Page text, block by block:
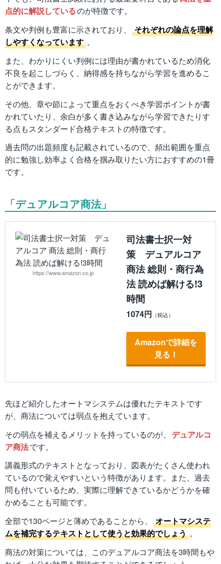
点的に解説しているのが特徴です。
条文や判例も豊富に示されており、
それぞれの論点を理解
しやすくなっています 。
また、わかりにくい判例には理由が書かれているため消化
不良を起こしづらく、納得感を持ちながら学習を進めるこ
とができます。
その他、章や節によって重点をおくべき学習ポイントが書
かれていたり、余白が多く書き込みながら学習できたりす
る点もスタンダード合格テキストの特徴です。
過去問の出題頻度も記載されているので、頻出範囲を重点
的に勉強し効率よく合格を掴み取りたい方におすすめの1冊
です。
「デュアルコア商法」
https://www.amazon.co.jp
司法書士択一対
策 デュアルコア
商法 総則・商行為
法 読めば解ける!3
時間
1074円
Amazonで詳細を
見る！
先ほど紹介したオートマシステムは優れたテキストです
が、商法については弱点を抱えています。
その弱点を補えるメリットを持っているのが、
デュアルコ
ア商法です。
講義形式のテキストとなっており、図表がたくさん使われ
ているので覚えやすいという特徴があります。また、過去
問も付いているため、実際に理解できているかどうかを確
かめることも可能です。
全部で130ページと薄めであることから、
オートマシステ
ムを補完するテキストとして使うと効果的でしょう 。
商法の対策については、このデュアルコア商法を3時間もや